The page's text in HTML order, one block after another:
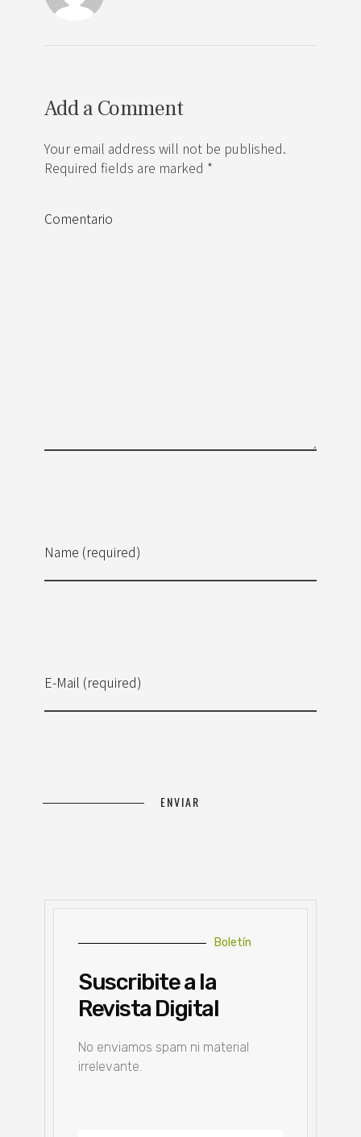
Add a Comment
Your email address will not be published.
Required fields are marked *
Name (required)
E-Mail (required)
Comentario
Boletín
Suscribite a la
Revista Digital
No enviamos spam ni material
irrelevante.